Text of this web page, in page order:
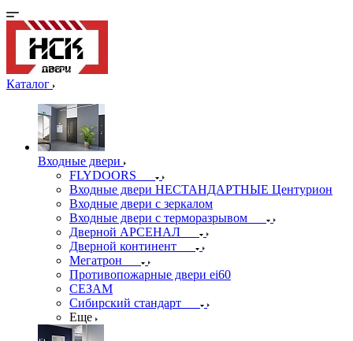
Каталог
Входные двери
FLYDOORS
Входные двери НЕСТАНДАРТНЫЕ Центурион
Входные двери с зеркалом
Входные двери с терморазрывом
Дверной АРСЕНАЛ
Дверной континент
Мегатрон
Противопожарные двери ei60
СЕЗАМ
Сибирский стандарт
Еще